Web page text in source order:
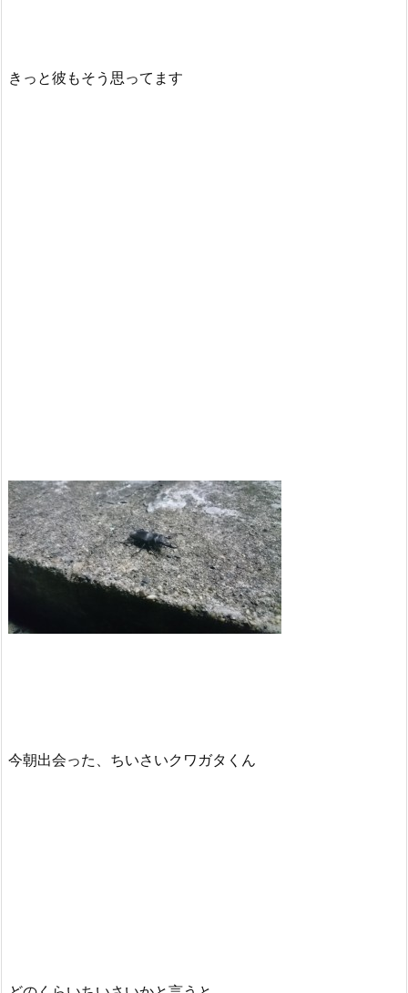
きっと彼もそう思ってます
今朝出会った、ちいさいクワガタくん